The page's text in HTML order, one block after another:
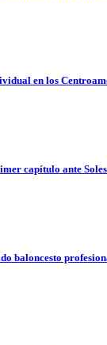
en los
capítulo ante
baloncesto